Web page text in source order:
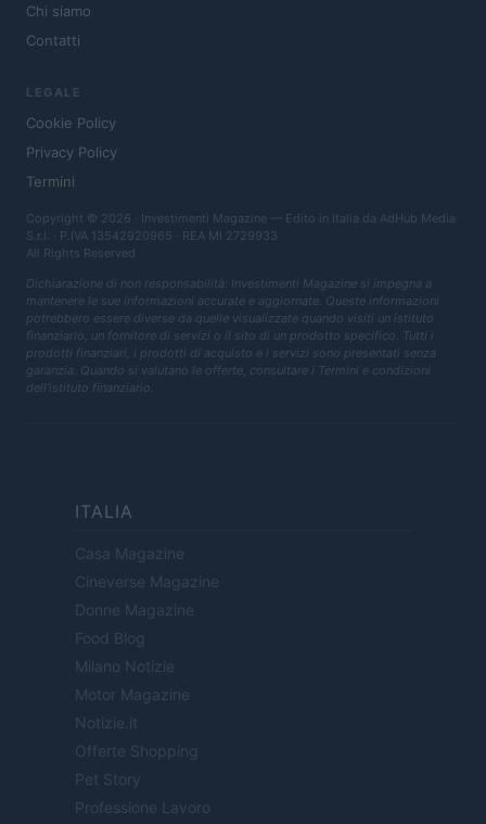
Chi siamo
Contatti
LEGALE
Cookie Policy
Privacy Policy
Termini
Copyright © 2026 · Investimenti Magazine — Edito in Italia da AdHub Media
S.r.l. · P.IVA 13542920965 · REA MI 2729933
All Rights Reserved
Dichiarazione di non responsabilità: Investimenti Magazine si impegna a
mantenere le sue informazioni accurate e aggiornate. Queste informazioni
potrebbero essere diverse da quelle visualizzate quando visiti un istituto
finanziario, un fornitore di servizi o il sito di un prodotto specifico. Tutti i
prodotti finanziari, i prodotti di acquisto e i servizi sono presentati senza
garanzia. Quando si valutano le offerte, consultare i Termini e condizioni
dell'istituto finanziario.
ITALIA
Casa Magazine
Cineverse Magazine
Donne Magazine
Food Blog
Milano Notizie
Motor Magazine
Notizie.it
Offerte Shopping
Pet Story
Professione Lavoro